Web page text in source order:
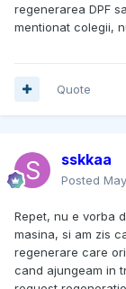
regenerarea DPF
mentionat colegii,
Quote
sskkaa
Posted
Repet, nu e vorba
masina, si am zis
regenerare care
cand ajungeam in